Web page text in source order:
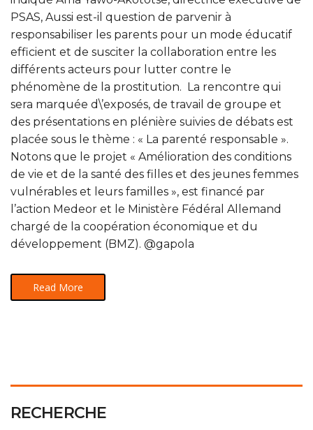
PSAS, Aussi est-il question de parvenir à
responsabiliser les parents pour un mode éducatif
efficient et de susciter la collaboration entre les
différents acteurs pour lutter contre le
phénomène de la prostitution. La rencontre qui
sera marquée d\’exposés, de travail de groupe et
des présentations en plénière suivies de débats est
placée sous le thème : « La parenté responsable ».
Notons que le projet « Amélioration des conditions
de vie et de la santé des filles et des jeunes femmes
vulnérables et leurs familles », est financé par
l’action Medeor et le Ministère Fédéral Allemand
chargé de la coopération économique et du
développement (BMZ). @gapola
Read More
RECHERCHE